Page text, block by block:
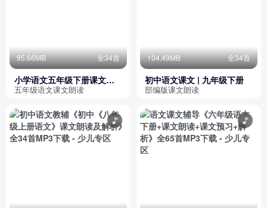
95.66MB 全34首
小学语文五年级下册课文朗
读精品|5年级下册|
五年级语文课文朗读
104.49MB 全34首
初中语文课文 | 九年级下册
部编版课文朗读